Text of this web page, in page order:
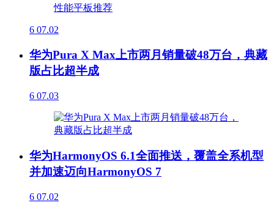
6 07.02
华为Pura X Max上市两月销量破48万台，典藏
版占比超半成
6 07.03
华为HarmonyOS 6.1全面推送，覆盖全系机型
并加速迈向HarmonyOS 7
6 07.02